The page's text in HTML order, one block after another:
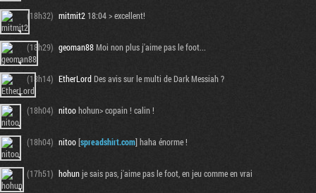
(18h32) mitmit218:04 > excellent!
(18h29) geoman88Moi non plus j'aime pas le foot...
(18h14) EtherLordDes avis sur le multi de Dark Messiah ?
(18h04) nitoohohun> copain ! calin !
(18h04) nitoo[spreadshirt.com] haha énorme !
(17h51) hohunje sais pas, j'aime pas le foot, en jeu comme en vrai